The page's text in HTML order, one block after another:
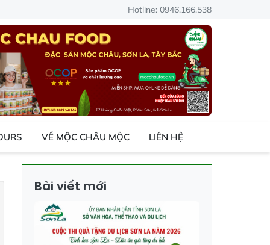
Hotline: 0946.166.538
VỀ MỘC CHÂU MỘC LIÊN HỆ
Bài viết mới